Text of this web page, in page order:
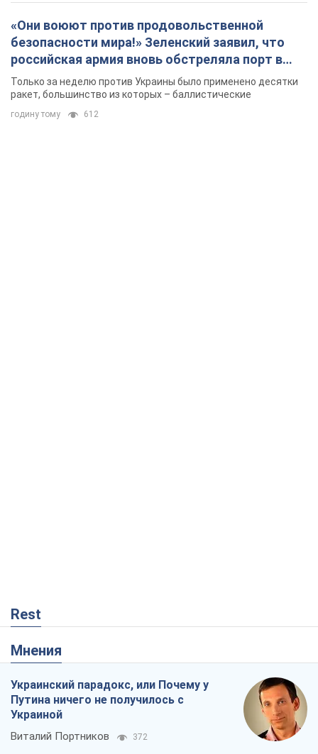
«Они воюют против продовольственной
безопасности мира!» Зеленский заявил, что
российская армия вновь обстреляла порт в
Одессе
Только за неделю против Украины было применено десятки
ракет, большинство из которых – баллистические
годину тому 612
Rest
Мнения
Украинский парадокс, или Почему у
Путина ничего не получилось с
Украиной
Виталий Портников 372